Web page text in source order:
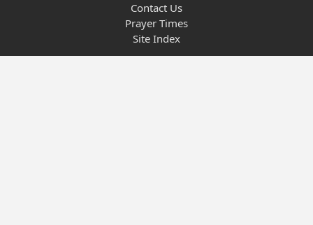
Contact Us
Prayer Times
Site Index